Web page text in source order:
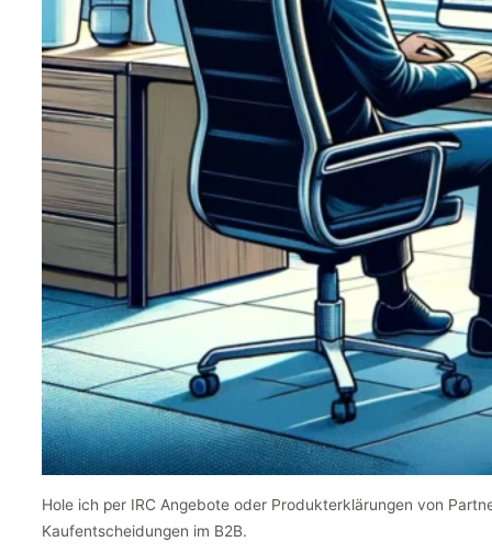
Hole ich per IRC Angebote oder Produkterklärungen von
Kaufentscheidungen im B2B.